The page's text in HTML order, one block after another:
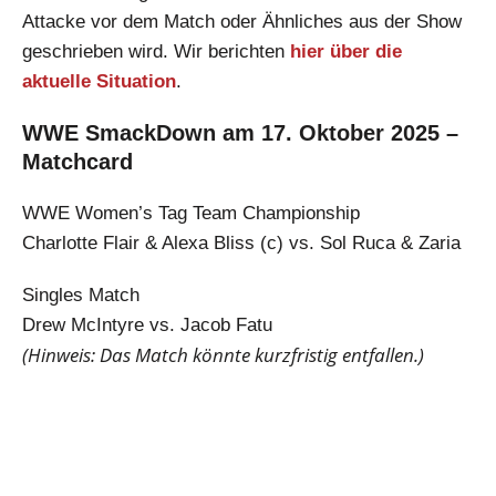
Attacke vor dem Match oder Ähnliches aus der Show
geschrieben wird. Wir berichten hier über die
aktuelle Situation.
WWE SmackDown am 17. Oktober 2025 –
Matchcard
WWE Women’s Tag Team Championship
Charlotte Flair & Alexa Bliss (c) vs. Sol Ruca & Zaria
Singles Match
Drew McIntyre vs. Jacob Fatu
(Hinweis: Das Match könnte kurzfristig entfallen.)